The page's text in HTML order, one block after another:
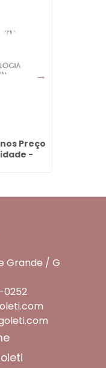
Preço
-
Grande / G
0252